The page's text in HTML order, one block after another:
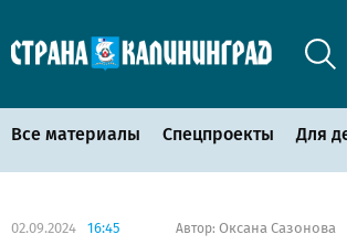
Все материалы Спецпроекты Для
02.09.2024 16:45 Автор: Оксана Сазонова